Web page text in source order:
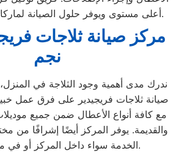
أعلى مستوى ويوفر حلول الصيانة لماركات عالمية متنوعة.
مركز صيانة ثلاجات
نجم
ندرك مدى أهمية وجود الثلاجة في المنزل،
صيانة ثلاجات فريجيدير على فرق عمل
مع كافة أنواع الأعطال ضمن جميع
والقديمة. يوفر المركز أيضًا إشرافًا من
الخدمة سواء داخل المركز أو في منزل العميل.